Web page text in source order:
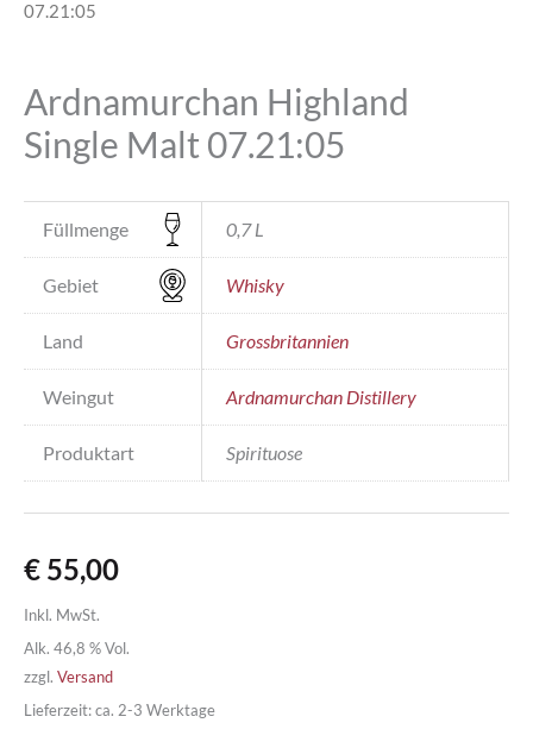
07.21:05
Ardnamurchan Highland
Single Malt 07.21:05
Füllmenge 0,7 L
Gebiet Whisky
Land Grossbritannien
Weingut Ardnamurchan Distillery
Produktart Spirituose
€ 55,00
Inkl. MwSt.
Alk. 46,8 % Vol.
zzgl. Versand
Lieferzeit: ca. 2-3 Werktage